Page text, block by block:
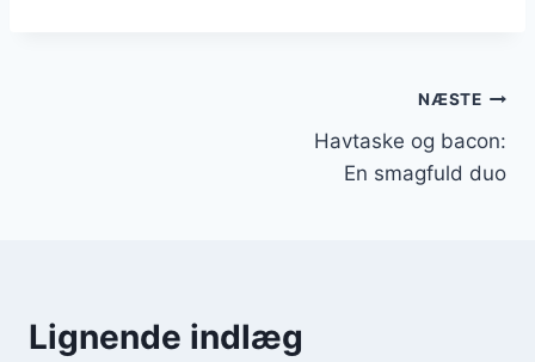
NÆSTE
Havtaske og bacon:
En smagfuld duo
Lignende indlæg